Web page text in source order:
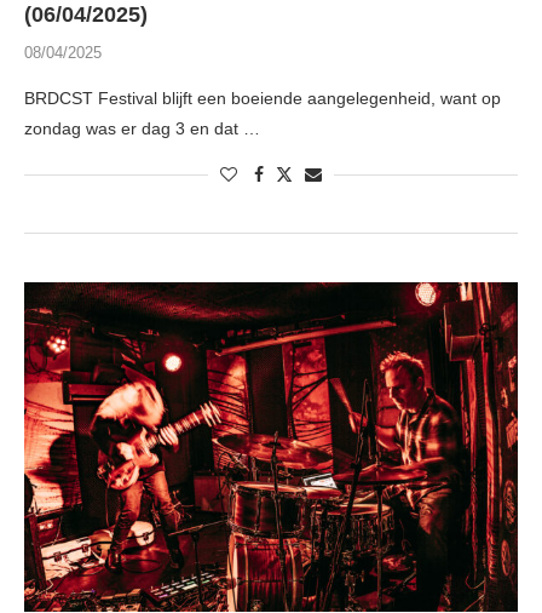
(06/04/2025)
08/04/2025
BRDCST Festival blijft een boeiende aangelegenheid, want op
zondag was er dag 3 en dat …